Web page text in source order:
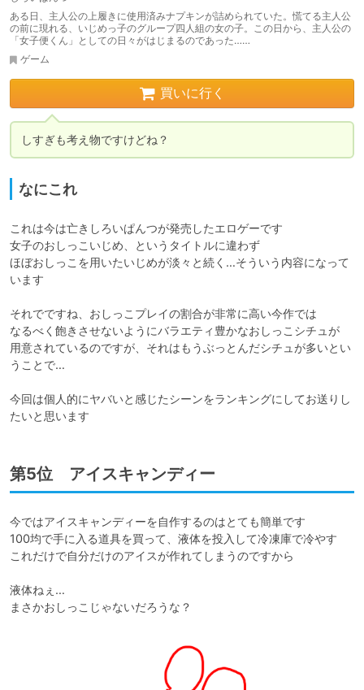
ある日、主人公の上履きに使用済みナプキンが詰められていた。慌てる主人公
の前に現れる、いじめっ子のグループ四人組の女の子。この日から、主人公の
「女子便くん」としての日々がはじまるのであった……
ゲーム
買いに行く
しすぎも考え物ですけどね？
なにこれ
これは今は亡きしろいぱんつが発売したエロゲーです
女子のおしっこいじめ、というタイトルに違わず
ほぼおしっこを用いたいじめが淡々と続く…そういう内容になって
います
それでですね、おしっこプレイの割合が非常に高い今作では
なるべく飽きさせないようにバラエティ豊かなおしっこシチュが
用意されているのですが、それはもうぶっとんだシチュが多いとい
うことで…
今回は個人的にヤバいと感じたシーンをランキングにしてお送りし
たいと思います
第5位 アイスキャンディー
今ではアイスキャンディーを自作するのはとても簡単です
100均で手に入る道具を買って、液体を投入して冷凍庫で冷やす
これだけで自分だけのアイスが作れてしまうのですから
液体ねぇ…
まさかおしっこじゃないだろうな？